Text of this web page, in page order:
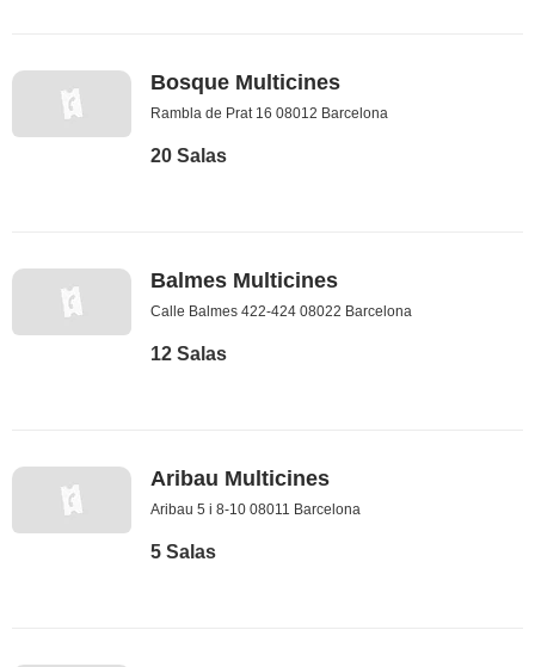
Bosque Multicines
Rambla de Prat 16 08012 Barcelona
20 Salas
Balmes Multicines
Calle Balmes 422-424 08022 Barcelona
12 Salas
Aribau Multicines
Aribau 5 i 8-10 08011 Barcelona
5 Salas